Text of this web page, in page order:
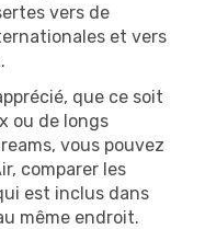
vers de
et vers
que ce soit
ou de longs
vous pouvez
comparer les
est inclus dans
même endroit.